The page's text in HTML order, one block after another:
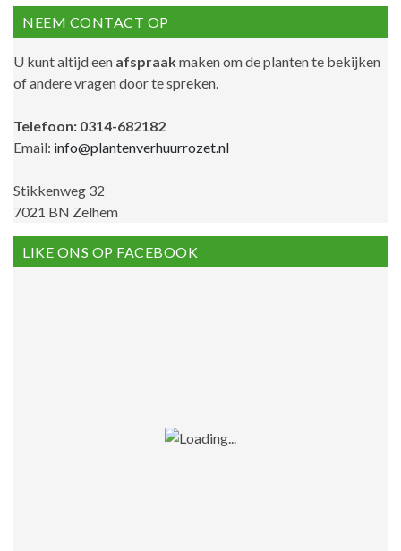
NEEM CONTACT OP
U kunt altijd een afspraakmaken om de planten te bekijken
of andere vragen door te spreken.
Telefoon: 0314-682182
Email: info@plantenverhuurrozet.nl
Stikkenweg 32
7021 BN Zelhem
LIKE ONS OP FACEBOOK